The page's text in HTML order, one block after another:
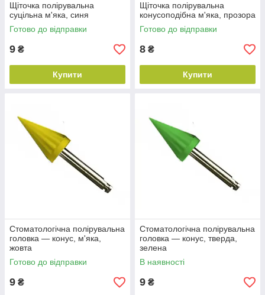
Щіточка полірувальна
суцільна м'яка, синя
Готово до відправки
9 ₴
Купити
Щіточка полірувальна
конусоподібна м'яка, прозора
Готово до відправки
8 ₴
Купити
Стоматологічна полірувальна
головка — конус, м'яка,
жовта
Готово до відправки
9 ₴
Стоматологічна полірувальна
головка — конус, тверда,
зелена
В наявності
9 ₴